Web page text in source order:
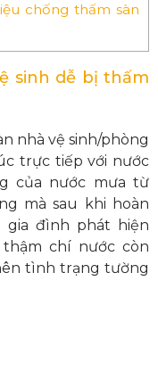
chống thấm sàn
sinh dễ bị thấm
nhà vệ sinh/phòng
trực tiếp với nước
của nước mưa từ
mà sau khi hoàn
gia đình phát hiện
chí nước còn
tình trạng tường